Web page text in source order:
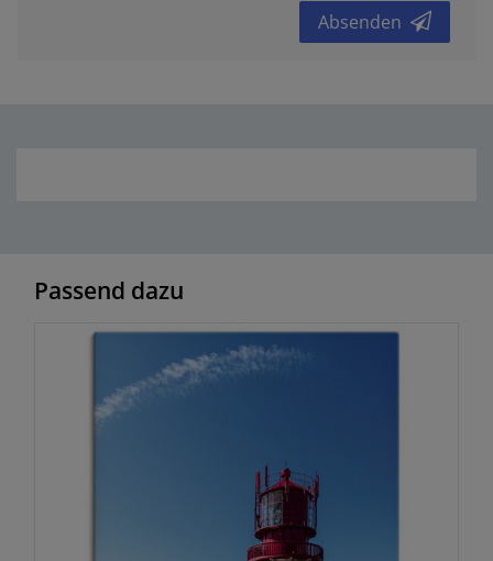
Absenden
Passend dazu